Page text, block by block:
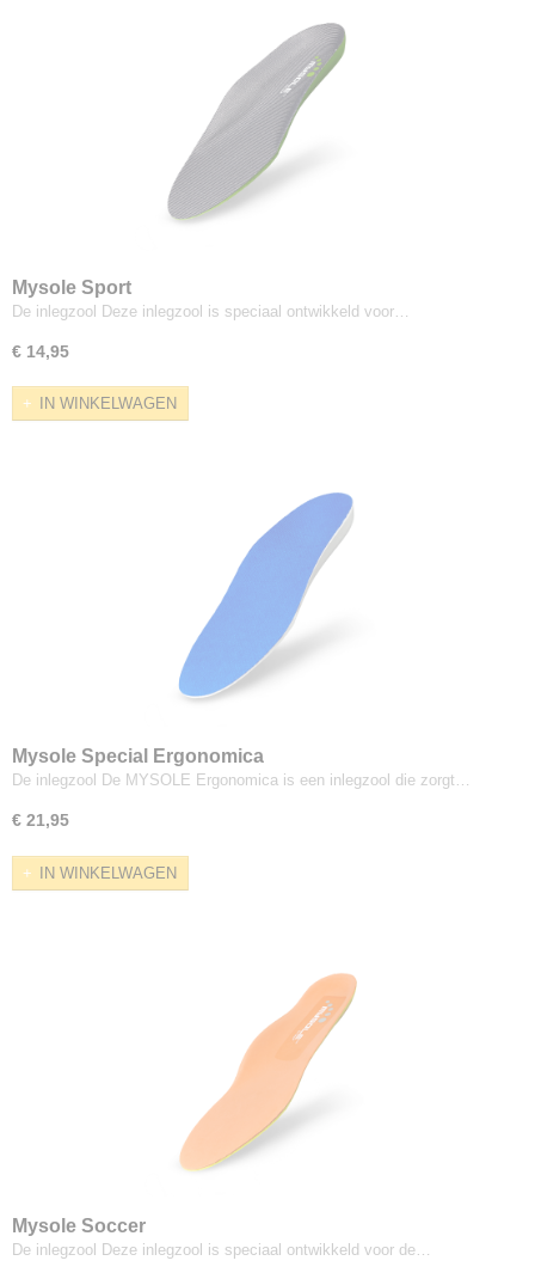
Mysole Sport
De inlegzool Deze inlegzool is speciaal ontwikkeld voor…
€ 14,95
IN WINKELWAGEN
Mysole Special Ergonomica
De inlegzool De MYSOLE Ergonomica is een inlegzool die zorgt…
€ 21,95
IN WINKELWAGEN
Mysole Soccer
De inlegzool Deze inlegzool is speciaal ontwikkeld voor de…